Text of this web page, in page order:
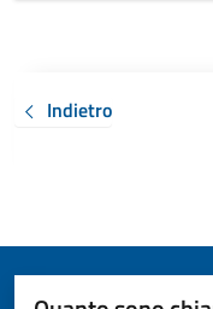
Indietro